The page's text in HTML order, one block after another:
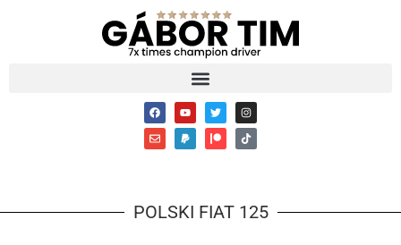
POLSKI FIAT 125